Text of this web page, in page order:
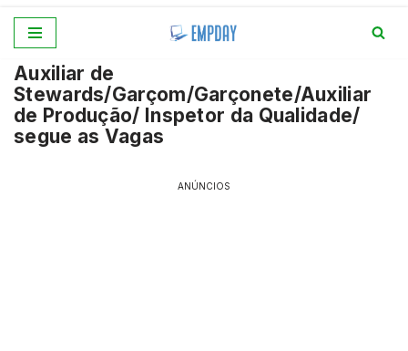
para
o
conteúdo
Auxiliar de
Stewards/Garçom/Garçonete/Auxiliar
de Produção/ Inspetor da Qualidade/
segue as Vagas
ANÚNCIOS